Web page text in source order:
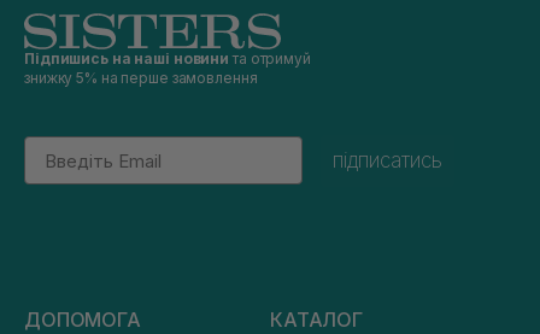
Підпишись на наші новини та отримуй
знижку 5% на перше замовлення
Email
підписатись
ДОПОМОГА КАТАЛОГ